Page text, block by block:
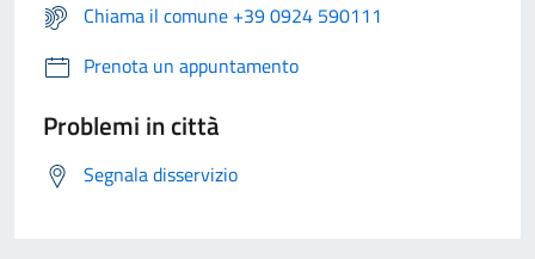
Chiama il comune +39 0924 590111
Prenota un appuntamento
Problemi in città
Segnala disservizio